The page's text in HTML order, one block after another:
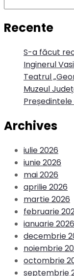
Recente
S-a făcut
Inginerul
Teatrul
Muzeul
Archives
iulie 2026
iunie 2026
mai 2026
aprilie 2026
martie 2026
februarie
ianuarie 2026
decembrie
noiembrie
octombrie
septembrie